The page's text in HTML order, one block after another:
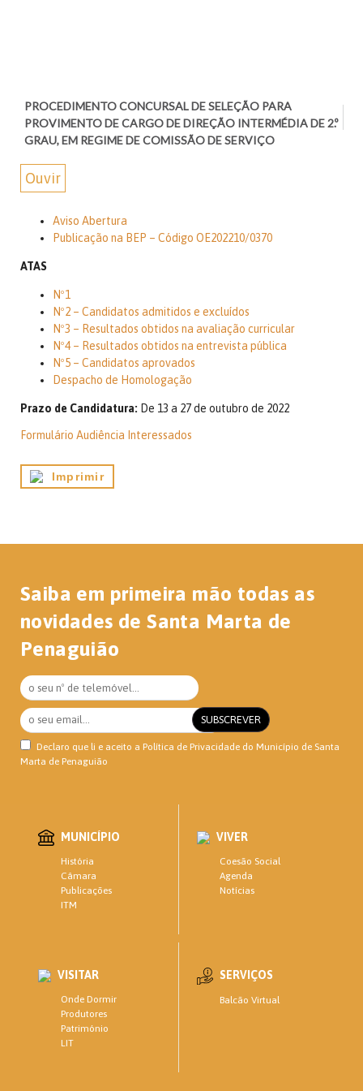
PROCEDIMENTO CONCURSAL DE SELEÇÃO PARA
PROVIMENTO DE CARGO DE DIREÇÃO INTERMÉDIA DE 2.º
GRAU, EM REGIME DE COMISSÃO DE SERVIÇO
Ouvir
Aviso Abertura
Publicação na BEP – Código OE202210/0370
ATAS
Nº1
Nº2 – Candidatos admitidos e excluídos
Nº3 – Resultados obtidos na avaliação curricular
Nº4 – Resultados obtidos na entrevista pública
Nº5 – Candidatos aprovados
Despacho de Homologação
Prazo de Candidatura: De 13 a 27 de outubro de 2022
Formulário Audiência Interessados
Imprimir
Saiba em primeira mão todas as
novidades de Santa Marta de
Penaguião
Declaro que li e aceito a Política de Privacidade do Município de Santa
Marta de Penaguião
MUNICÍPIO
História
Câmara
Publicações
ITM
VIVER
Coesão Social
Agenda
Notícias
VISITAR
Onde Dormir
Produtores
Património
LIT
SERVIÇOS
Balcão Virtual